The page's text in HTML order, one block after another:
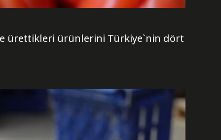
ürettikleri ürünlerini Türkiye`nin dört